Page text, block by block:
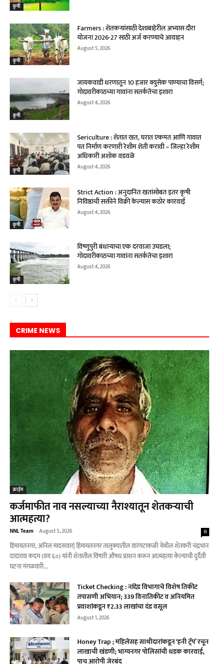
कृषी
कृषी
Farmers : शेतकऱ्यांसाठी देशाबाहेरील अभ्यास दौरा
योजना 2026-27 साठी अर्ज करण्याचे आवाहन
August 5, 2026
कृषी
जायकवाडी धरणातून 10 हजार क्युसेक पाण्याचा विसर्ग;
गोदावरीकाठच्या गावांना सतर्कतेचा इशारा
August 4, 2026
कृषी
Sericulture : शेतात खत, घरात एकमत आणि गावात
पत निर्माण करणारी रेशीम शेती करावी – जिल्हा रेशीम
अधिकारी अशोक वडवळे
August 4, 2026
कृषी
Strict Action : अनुदानित खतांसोबत इतर कृषी
निविष्ठांची सक्तीने विक्री केल्यास कठोर कारवाई
August 4, 2026
कृषी
विष्णुपुरी बंधाऱ्याचा एक दरवाजा उघडला;
गोदावरीकाठच्या गावांना सतर्कतेचा इशारा
August 4, 2026
CRIME NEWS
क्राईम
कर्जमाफीत नाव नसल्याच्या नैराश्यातून शेतकऱ्याची
आत्महत्या?
NNL Team - August 5, 2026 0
हिमायतनगर, अनिल मादसवार| हिमायतनगर तालुक्यातील वारंगटाकळी येथील शेतकरी चंद्रभान
दादाराव कदम (वय ६०) यांनी शेतातील विषारी औषध प्राशन करून आत्महत्या केल्याची दुर्दैवी
घटना मंगळवारी...
Ticket Checking : नांदेड विभागाचे विशेष तिकीट
तपासणी अभियान; 339 विनातिकीट व अनियमित
प्रवाशांकडून ₹2.33 लाखांचा दंड वसूल
August 1, 2026
Honey Trap ; महिलेसह साथीदारांकडून ‘हनी ट्रॅप’ रचून
लाखाची खंडणी; भाग्यनगर पोलिसांची धडक कारवाई,
पाच आरोपी जेरबंद